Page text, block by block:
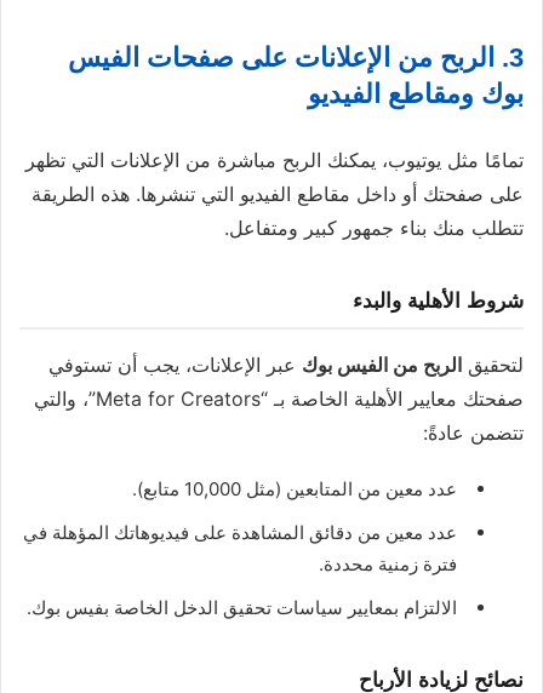
3. الربح من الإعلانات على صفحات الفيس
بوك ومقاطع الفيديو
تمامًا مثل يوتيوب، يمكنك الربح مباشرة من الإعلانات التي تظهر
على صفحتك أو داخل مقاطع الفيديو التي تنشرها. هذه الطريقة
تتطلب منك بناء جمهور كبير ومتفاعل.
شروط الأهلية والبدء
لتحقيق الربح من الفيس بوك عبر الإعلانات، يجب أن تستوفي
صفحتك معايير الأهلية الخاصة بـ “Meta for Creators”، والتي
تتضمن عادةً:
عدد معين من المتابعين (مثل 10,000 متابع).
عدد معين من دقائق المشاهدة على فيديوهاتك المؤهلة في
فترة زمنية محددة.
الالتزام بمعايير سياسات تحقيق الدخل الخاصة بفيس بوك.
نصائح لزيادة الأرباح